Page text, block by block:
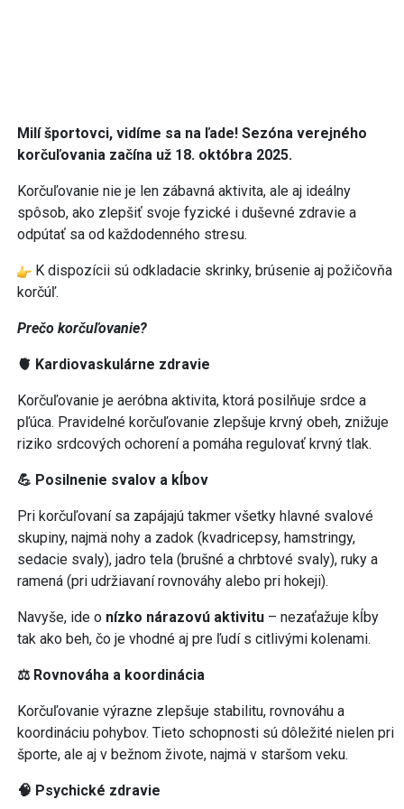
Milí športovci, vidíme sa na ľade! Sezóna verejného
korčuľovania začína už 18. októbra 2025.
Korčuľovanie nie je len zábavná aktivita, ale aj ideálny
spôsob, ako zlepšiť svoje fyzické i duševné zdravie a
odpútať sa od každodenného stresu.
K dispozícii sú odkladacie skrinky, brúsenie aj požičovňa
korčúľ.
Prečo korčuľovanie?
🫀 Kardiovaskulárne zdravie
Korčuľovanie je aeróbna aktivita, ktorá posilňuje srdce a
pľúca. Pravidelné korčuľovanie zlepšuje krvný obeh, znižuje
riziko srdcových ochorení a pomáha regulovať krvný tlak.
💪 Posilnenie svalov a kĺbov
Pri korčuľovaní sa zapájajú takmer všetky hlavné svalové
skupiny, najmä nohy a zadok (kvadricepsy, hamstringy,
sedacie svaly), jadro tela (brušné a chrbtové svaly), ruky a
ramená (pri udržiavaní rovnováhy alebo pri hokeji).
Navyše, ide o nízko nárazovú aktivitu – nezaťažuje kĺby
tak ako beh, čo je vhodné aj pre ľudí s citlivými kolenami.
⚖️ Rovnováha a koordinácia
Korčuľovanie výrazne zlepšuje stabilitu, rovnováhu a
koordináciu pohybov. Tieto schopnosti sú dôležité nielen pri
športe, ale aj v bežnom živote, najmä v staršom veku.
🧠 Psychické zdravie